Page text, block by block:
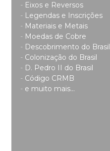
- Eixos e Reversos
- Legendas e Inscrições
- Materiais e Metais
- Moedas de Cobre
- Descobrimento do Brasil
- Colonização do Brasil
- D. Pedro II do Brasil
- Código CRMB
- e muito mais...